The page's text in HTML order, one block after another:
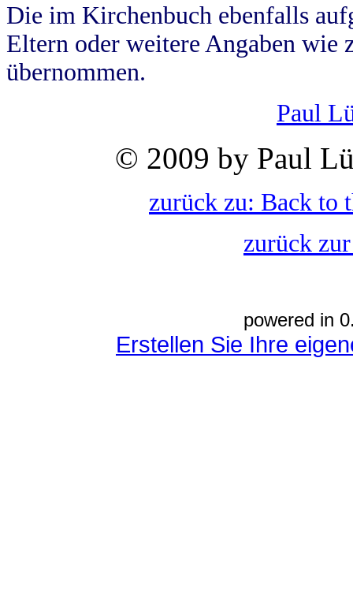
Die im Kirchenbuch ebenfalls
Eltern oder weitere Angaben wie
übernommen.
Paul
© 2009 by Paul
zurück zu: Back to
zurück
powered in
Erstellen Sie Ihre